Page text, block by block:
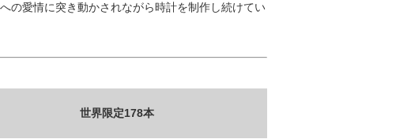
の愛情に突き動かされながら時計を制作し続けてい
世界限定178本